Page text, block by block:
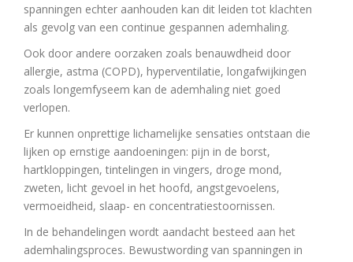
spanningen echter aanhouden kan dit leiden tot klachten
als gevolg van een continue gespannen ademhaling.
Ook door andere oorzaken zoals benauwdheid door
allergie, astma (COPD), hyperventilatie, longafwijkingen
zoals longemfyseem kan de ademhaling niet goed
verlopen.
Er kunnen onprettige lichamelijke sensaties ontstaan die
lijken op ernstige aandoeningen: pijn in de borst,
hartkloppingen, tintelingen in vingers, droge mond,
zweten, licht gevoel in het hoofd, angstgevoelens,
vermoeidheid, slaap- en concentratiestoornissen.
In de behandelingen wordt aandacht besteed aan het
ademhalingsproces. Bewustwording van spanningen in